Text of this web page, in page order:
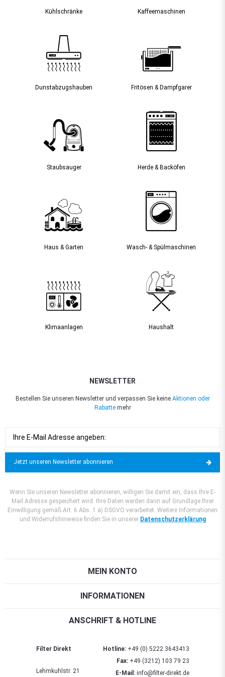
Kühlschränke Kaffee­maschinen
Dunst­abzugs­hauben Fritösen & Dampfgarer
Staubsauger­ Herde & Backöfen
Haus & Garten Wasch- & Spülmaschinen
Klimaanlagen Haushalt
NEWSLETTER
Bestellen Sie unseren Newsletter und verpassen Sie keine Aktionen oder
Rabattemehr
Jetzt unseren Newsletter abonnieren
Wenn Sie unseren Newsletter abonnieren, willigen Sie damit ein, dass Ihre E-
Mail Adresse gespeichert wird. Ihre Daten werden dann auf Grundlage Ihrer
Einwilligung gemäß Art. 6 Abs. 1 a) DSGVO verarbeitet. Weitere Informationen
und Widerrufshinweise finden Sie in unserer Datenschutzerklärung
MEIN KONTO
INFORMATIONEN
ANSCHRIFT & HOTLINE
Filter Direkt
Lehmkuhlstr. 21
Hotline:+49 (0) 5222 3643413
Fax:+49 (3212) 103 79 23
E-Mail:info@filter-direkt.de